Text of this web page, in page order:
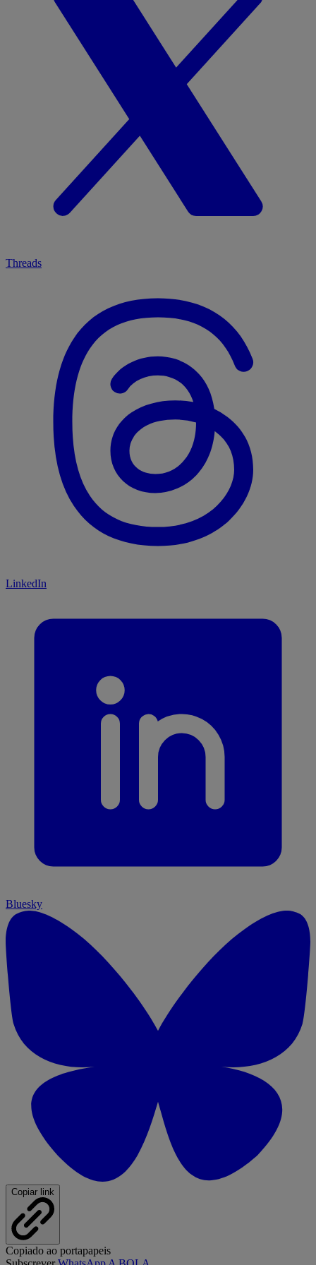
Threads
LinkedIn
Bluesky
Copiar link
Copiado ao portapapeis